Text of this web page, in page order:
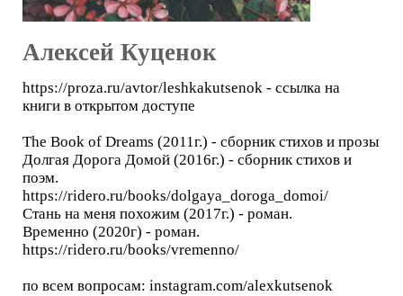
Алексей Куценок
https://proza.ru/avtor/leshkakutsenok - ссылка на
книги в открытом доступе
The Book of Dreams (2011г.) - сборник стихов и прозы
Долгая Дорога Домой (2016г.) - сборник стихов и
поэм.
https://ridero.ru/books/dolgaya_doroga_domoi/
Стань на меня похожим (2017г.) - роман.
Временно (2020г) - роман.
https://ridero.ru/books/vremenno/
по всем вопросам: instagram.com/alexkutsenok